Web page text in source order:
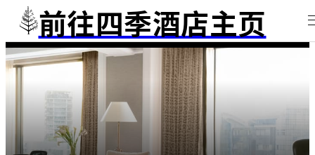
前往四季酒店主页